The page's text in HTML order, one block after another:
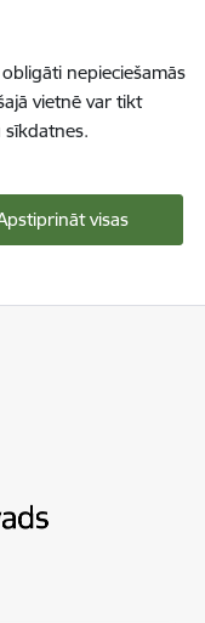
nepieciešamās
vietnē var tikt
visas